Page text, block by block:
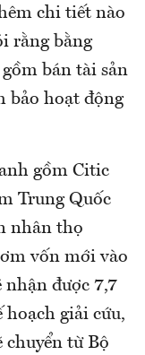
chi tiết nào
rằng bằng
bán tài sản
bảo hoạt động
gồm Citic
Trung Quốc
nhân thọ
vốn mới vào
nhận được 7,7
giải cứu,
chuyển từ Bộ